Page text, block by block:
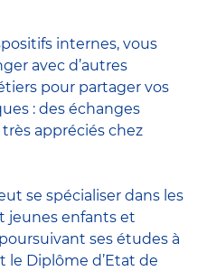
internes, vous
avec d’autres
pour partager vos
: des échanges
appréciés chez
se spécialiser dans les
jeunes enfants et
ses études à
le Diplôme d’Etat de